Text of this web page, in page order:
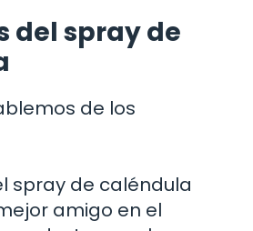
del spray de
de los
spray de caléndula
amigo en el